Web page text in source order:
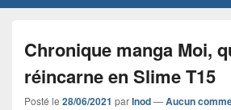
Chronique manga Moi,
réincarne en Slime T15
Posté le 28/06/2021 parInod—Aucun